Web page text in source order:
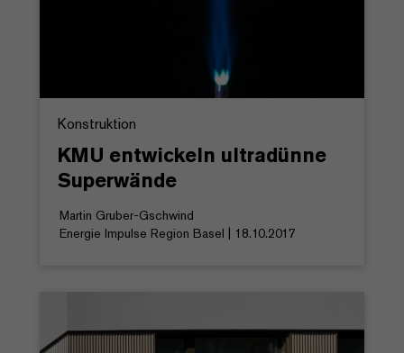
Konstruktion
KMU entwickeln ultradünne
Superwände
Martin Gruber-Gschwind
Energie Impulse Region Basel | 18.10.2017